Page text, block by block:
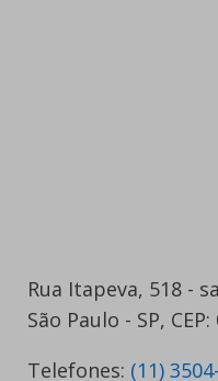
Rua Itapeva, 518 -
São Paulo - SP,
Telefones: (11)